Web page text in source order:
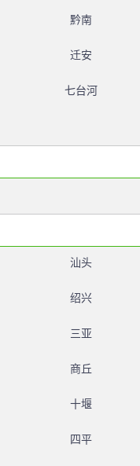
黔南
迁安
七台河
汕头
绍兴
三亚
商丘
十堰
四平